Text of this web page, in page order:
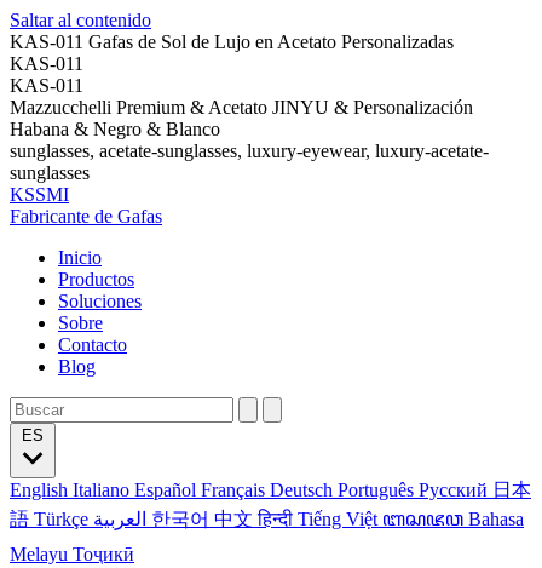
Saltar al contenido
KAS-011 Gafas de Sol de Lujo en Acetato Personalizadas
KAS-011
KAS-011
Mazzucchelli Premium & Acetato JINYU & Personalización
Habana & Negro & Blanco
sunglasses, acetate-sunglasses, luxury-eyewear, luxury-acetate-
sunglasses
KSSMI
Fabricante de Gafas
Inicio
Productos
Soluciones
Sobre
Contacto
Blog
English Italiano Español Français Deutsch Português Русский 日本
語 Türkçe 한국어 中文हिन्दी Tiếng Việt ꦧꦱꦗꦮ Bahasa
Melayu Тоҷикӣ